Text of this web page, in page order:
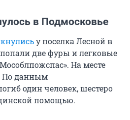
в Подмосковье
у поселка Лесной в
две фуры и легковые
На месте
По данным
один человек, шестеро
помощью.